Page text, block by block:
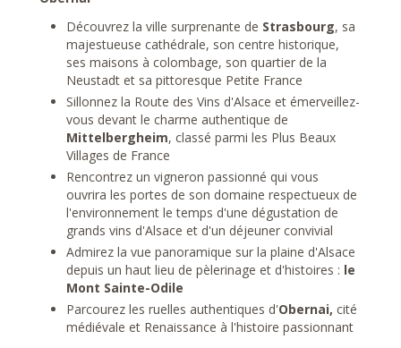
Découvrez la ville surprenante de Strasbourg, sa
majestueuse cathédrale, son centre historique,
ses maisons à colombage, son quartier de la
Neustadt et sa pittoresque Petite France
Sillonnez la Route des Vins d'Alsace et émerveillez-
vous devant le charme authentique de
Mittelbergheim, classé parmi les Plus Beaux
Villages de France
Rencontrez un vigneron passionné qui vous
ouvrira les portes de son domaine respectueux de
l'environnement le temps d'une dégustation de
grands vins d'Alsace et d'un déjeuner convivial
Admirez la vue panoramique sur la plaine d'Alsace
depuis un haut lieu de pèlerinage et d'histoires : le
Mont Sainte-Odile
Parcourez les ruelles authentiques d'Obernai, cité
médiévale et Renaissance à l'histoire passionnant